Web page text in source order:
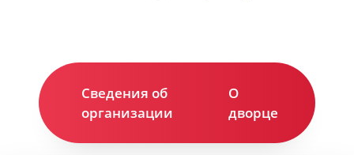
Сведения об
организации
О
дворце